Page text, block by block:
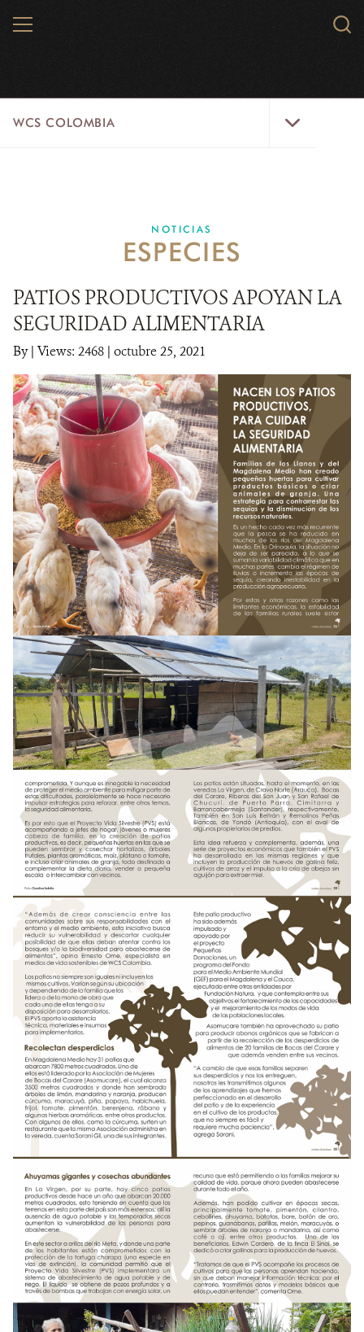
MENU
WCS COLOMBIA
EJES ESTRATÉGICOS
LÍNEAS DE ACCIÓN
MICROSITIOS
NOTICIAS
WCS VISUAL
PUBLICACIONES
ALIADOS Y ALIANZAS
COBERTURA EN MEDIOS DE COMUNICACIÓN
INFORME ANUAL WCS
MECANISMO DE ATENCIÓN DE QUEJAS Y RECLAMOS
DONA
NOTICIAS
ESPECIES
PATIOS PRODUCTIVOS APOYAN LA
SEGURIDAD ALIMENTARIA
By| Views: 2468 | octubre 25, 2021